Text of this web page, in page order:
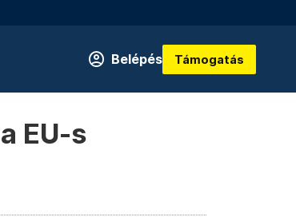
Belépés Támogatás
EU-s